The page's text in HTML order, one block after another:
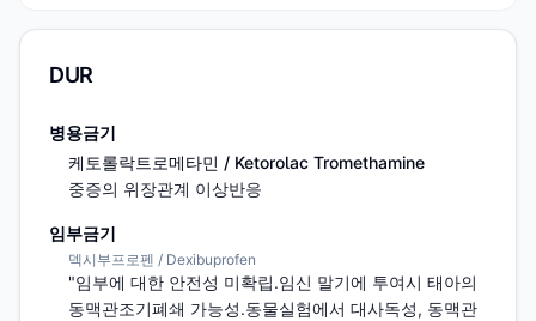
DUR
병용금기
케토롤락트로메타민 / Ketorolac Tromethamine
중증의 위장관계 이상반응
임부금기
덱시부프로펜 / Dexibuprofen
"임부에 대한 안전성 미확립.임신 말기에 투여시 태아의
동맥관조기폐쇄 가능성.동물실험에서 대사독성, 동맥관